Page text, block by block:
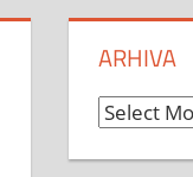
ARHIVA
Arhiva